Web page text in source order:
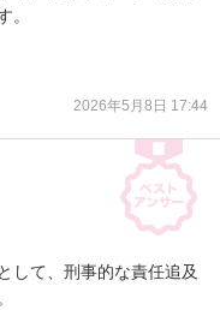
。
2026年5月8日 17:44
して、刑事的な責任追及